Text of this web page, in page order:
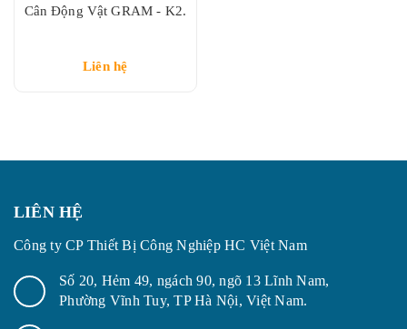
Cân Động Vật GRAM - K2.
Liên hệ
LIÊN HỆ
Công ty CP Thiết Bị Công Nghiệp HC Việt Nam
Số 20, Hẻm 49, ngách 90, ngõ 13 Lĩnh Nam,
Phường Vĩnh Tuy, TP Hà Nội, Việt Nam.